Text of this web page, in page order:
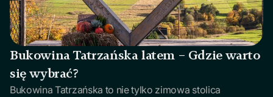
Bukowina Tatrzańska latem – Gdzie warto
się wybrać?
Bukowina Tatrzańska to nie tylko zimowa stolica